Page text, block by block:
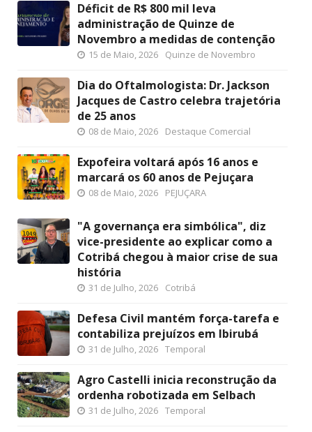
Déficit de R$ 800 mil leva
administração de Quinze de
Novembro a medidas de contenção
15 de Maio, 2026 Quinze de Novembro
Dia do Oftalmologista: Dr. Jackson
Jacques de Castro celebra trajetória
de 25 anos
08 de Maio, 2026 Destaque Comercial
Expofeira voltará após 16 anos e
marcará os 60 anos de Pejuçara
08 de Maio, 2026 PEJUÇARA
"A governança era simbólica", diz
vice-presidente ao explicar como a
Cotribá chegou à maior crise de sua
história
31 de Julho, 2026 Cotribá
Defesa Civil mantém força-tarefa e
contabiliza prejuízos em Ibirubá
31 de Julho, 2026 Temporal
Agro Castelli inicia reconstrução da
ordenha robotizada em Selbach
31 de Julho, 2026 Temporal